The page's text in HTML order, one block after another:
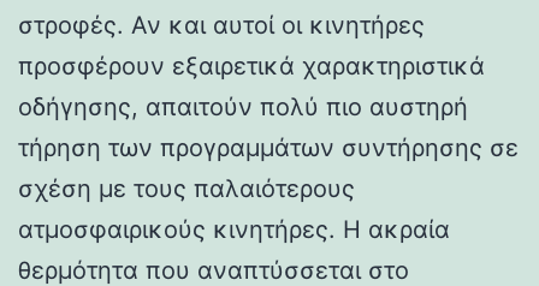
στροφές. Αν και αυτοί οι κινητήρες
προσφέρουν εξαιρετικά χαρακτηριστικά
οδήγησης, απαιτούν πολύ πιο αυστηρή
τήρηση των προγραμμάτων συντήρησης σε
σχέση με τους παλαιότερους
ατμοσφαιρικούς κινητήρες. Η ακραία
θερμότητα που αναπτύσσεται στο